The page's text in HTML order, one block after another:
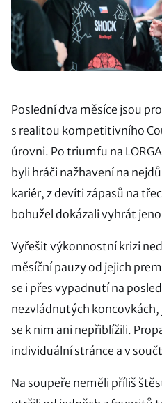
Poslední dva měsíce jsou pro
s realitou kompetitivního
úrovni. Po triumfu na
byli hráči nažhavení na
kariér, z devíti zápasů na
bohužel dokázali vyhrát
Vyřešit výkonnostní krizi
měsíční pauzy od jejich
se i přes vypadnutí na
nezvládnutých koncovkách,
se k nim ani nepřiblížili.
individuální stránce a v
Na soupeře neměli příliš